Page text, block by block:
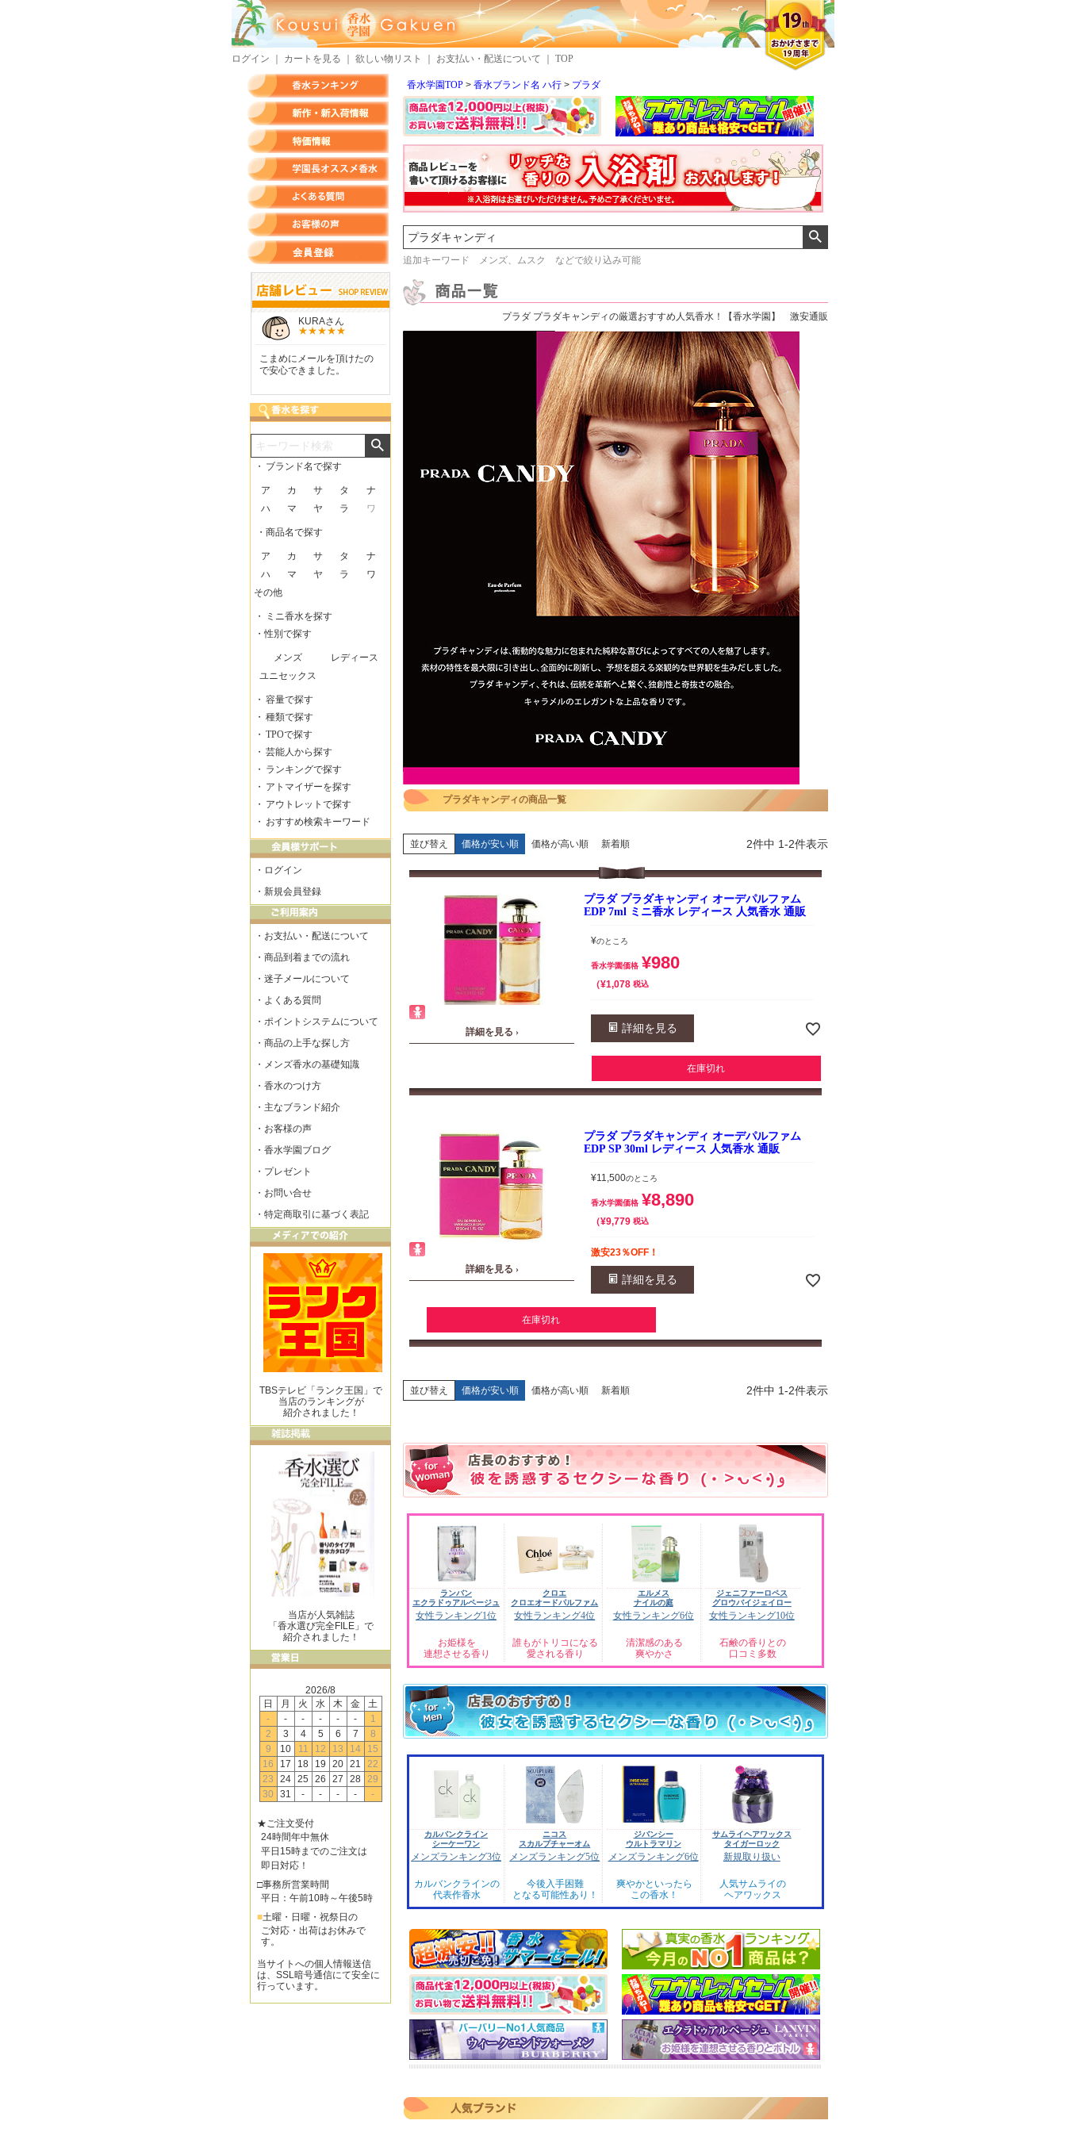
ログイン カートを見る 欲しい物リスト お支払い・配送について TOP
香水学園TOP 香水ブランド名 ハ行 プラダ
検索
追加キーワード メンズ、ムスク などで絞り込み可能
プラダ プラダキャンディの厳選おすすめ人気香水！【香水学園】 激安通販
プラダキャンディの商品一覧
並び替え 価格が安い順 価格が高い順 新着順 2件中 1-2件表示
詳細を見る ›
プラダ プラダキャンディ オーデパルファム
EDP 7ml ミニ香水 レディース 人気香水 通販
¥のところ
香水学園価格 ¥980
¥1,078 税込
詳細を見る
在庫切れ
詳細を見る ›
プラダ プラダキャンディ オーデパルファム
EDP SP 30ml レディース 人気香水 通販
¥11,500のところ
香水学園価格 ¥8,890
¥9,779 税込
激安23％OFF！
詳細を見る
在庫切れ
並び替え 価格が安い順 価格が高い順 新着順 2件中 1-2件表示
ランバン
エクラドゥアルページュ
女性ランキング1位
お姫様を
連想させる香り
クロエ
クロエオードパルファム
女性ランキング4位
誰もがトリコになる
愛される香り
エルメス
ナイルの庭
女性ランキング6位
清潔感のある
爽やかさ
ジェニファーロペス
グロウバイジェイロー
女性ランキング10位
石鹸の香りとの
口コミ多数
カルバンクライン
シーケーワン
メンズランキング3位
カルバンクラインの
代表作香水
ニコス
スカルプチャーオム
メンズランキング5位
今後入手困難
となる可能性あり！
ジバンシー
ウルトラマリン
メンズランキング6位
爽やかといったら
この香水！
サムライヘアワックス
タイガーロック
新規取り扱い
人気サムライの
ヘアワックス
KURAさん
こまめにメールを頂けたの
で安心できました。
MMさん
好きな香水を、いろいろ少
量試せるところが魅力でし
た。
クロエさん
気持ちよくお取引が出来ま
した。またよろしくお願い
いたします。
・ ブランド名で探す
ア カ サ タ
ナ
ハ
マ ヤ ラ ワ
・商品名で探す
ア カ サ タ
ナ
ハ
マ ヤ ラ
ワ
その他
・
ミニ香水を探す
・性別で探す
メンズ
レディース
ユニセックス
・ 容量で探す
・ 種類で探す
・ TPOで探す
・ 芸能人から探す
・ ランキングで探す
・ アトマイザーを探す
・ アウトレットで探す
・ おすすめ検索キーワード
・ ログイン
・ 新規会員登録
・ お支払い・配送について
・ 商品到着までの流れ
・ 迷子メールについて
・ よくある質問
・ ポイントシステムについて
・ 商品の上手な探し方
・ メンズ香水の基礎知識
・ 香水のつけ方
・ 主なブランド紹介
・ お客様の声
・ 香水学園ブログ
・ プレゼント
・ お問い合せ
・ 特定商取引に基づく表記
TBSテレビ「ランク王国」で
当店のランキングが
紹介されました！
当店が人気雑誌
「香水選び完全FILE」で
紹介されました！
2026/8
日
月 火 水 木 金
土
-
- - - - -
1
2
3 4 5 6 7
8
9
10 11 12 13 14
15
16
17 18 19 20 21
22
23
24 25 26 27 28 29
30
31 - - - - -
★ご注文受付
24時間年中無休
平日15時までのご注文は
即日対応！
□事務所営業時間
平日：午前10時～午後5時
■土曜・日曜・祝祭日の
ご対応・出荷はお休みで
す。
当サイトへの個人情報送信
は、SSL暗号通信にて安全に
行っています。